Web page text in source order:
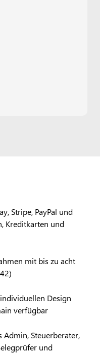
Stripe, PayPal und
Kreditkarten und
mit bis zu acht
Design
verfügbar
Steuerberater,
und